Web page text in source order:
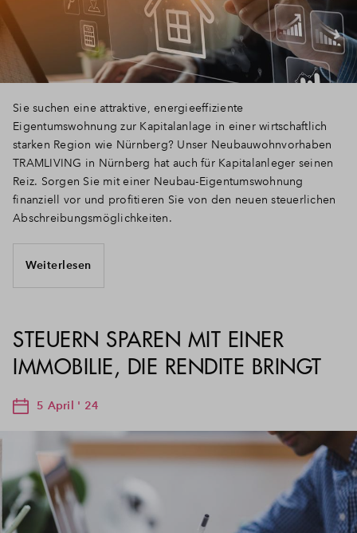
Sie suchen eine attraktive, energieeffiziente
Eigentumswohnung zur Kapitalanlage in einer wirtschaftlich
starken Region wie Nürnberg? Unser Neubauwohnvorhaben
TRAMLIVING in Nürnberg hat auch für Kapitalanleger seinen
Reiz. Sorgen Sie mit einer Neubau-Eigentumswohnung
finanziell vor und profitieren Sie von den neuen steuerlichen
Abschreibungsmöglichkeiten.
Weiterlesen
STEUERN SPAREN MIT EINER
IMMOBILIE, DIE RENDITE BRINGT
5 April ' 24